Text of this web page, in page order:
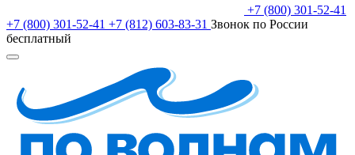
+7 (800) 301-52-41
+7 (800) 301-52-41 +7 (812) 603-83-31 Звонок по России
бесплатный